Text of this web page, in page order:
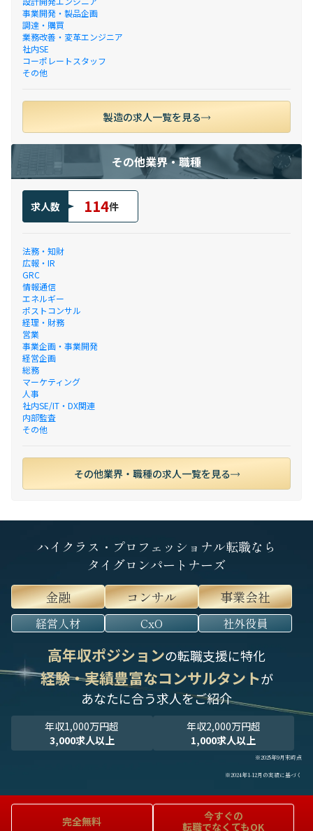
事業開発・製品企画
調達・購買
業務改善・変革エンジニア
社内SE
コーポレートスタッフ
その他
製造の求人一覧を見る
その他業界・職種
求人数 114件
法務・知財
広報・IR
GRC
情報通信
エネルギー
ポストコンサル
経理・財務
営業
事業企画・事業開発
経営企画
総務
マーケティング
人事
社内SE/IT・DX関連
内部監査
その他
その他業界・職種の求人一覧を見る
ハイクラス・プロフェッショナル転職なら
タイグロンパートナーズ
金融
コンサル 事業会社
経営人材 CxO 社外役員
高年収ポジションの転職支援に特化
経験・実績豊富なコンサルタントが
あなたに合う求人をご紹介
年収1,000万円超
3,000求人以上
年収2,000万円超
1,000求人以上
※2025年9月末時点
※2024年1-12月の実績に基づく
完全無料
今すぐの
転職でなくてもOK